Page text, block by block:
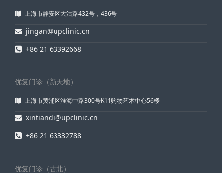
上海市静安区大沽路432号，436号
jingan@upclinic.cn
+86 21 63392668
优复门诊（新天地）
上海市黄浦区淮海中路300号K11购物艺术中心56楼
xintiandi@upclinic.cn
+86 21 63332788
优复门诊（古北）